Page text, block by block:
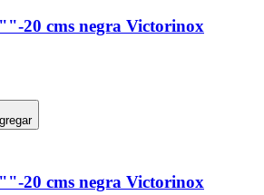
20 cms negra Victorinox
20 cms negra Victorinox